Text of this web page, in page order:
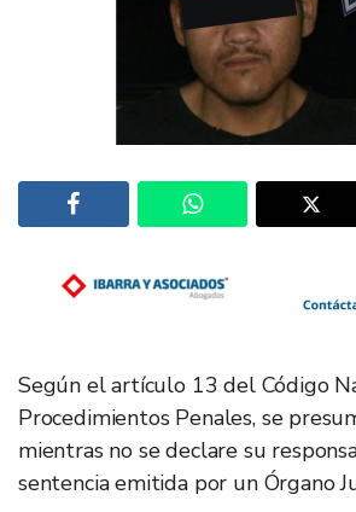
Según el artículo 13 del Código
Procedimientos Penales, se
mientras no se declare su
sentencia emitida por un Órgano